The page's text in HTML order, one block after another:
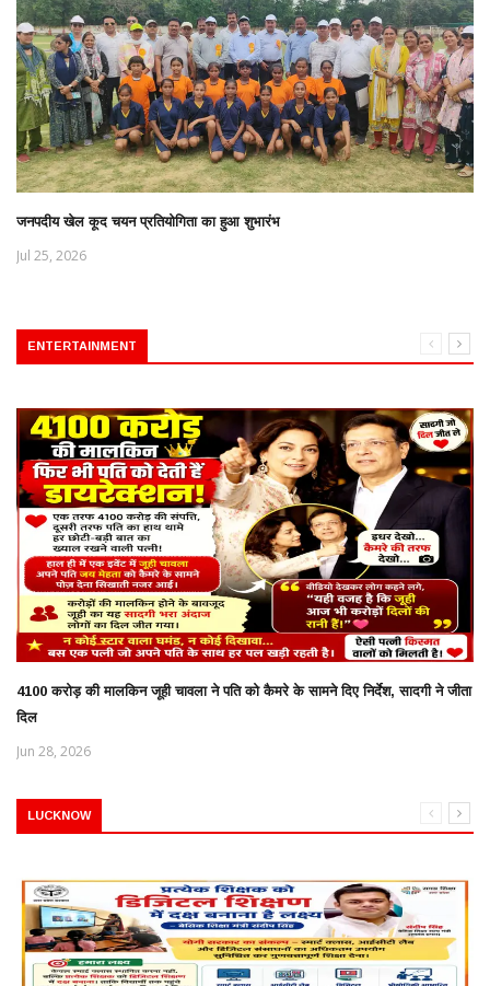
जनपदीय खेल कूद चयन प्रतियोगिता का हुआ शुभारंभ
Jul 25, 2026
ENTERTAINMENT
4100 करोड़ की मालकिन जूही चावला ने पति को कैमरे के सामने दिए निर्देश, सादगी ने जीता
दिल
Jun 28, 2026
LUCKNOW